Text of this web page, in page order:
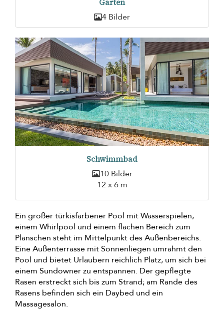
4 Bilder
Schwimmbad
10 Bilder
12 x 6 m
Ein großer türkisfarbener Pool mit Wasserspielen,
einem Whirlpool und einem flachen Bereich zum
Planschen steht im Mittelpunkt des Außenbereichs.
Eine Außenterrasse mit Sonnenliegen umrahmt den
Pool und bietet Urlaubern reichlich Platz, um sich bei
einem Sundowner zu entspannen. Der gepflegte
Rasen erstreckt sich bis zum Strand; am Rande des
Rasens befinden sich ein Daybed und ein
Massagesalon.